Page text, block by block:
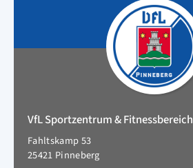
VfL Sportzentrum & Fitnessbereich
Fahltskamp 53
25421 Pinneberg